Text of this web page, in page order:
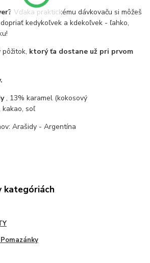
Vďaka praktickému dávkovaču si môžeš
kedykoľvek a kdekoľvek - ľahko,
ktorý ťa dostane už pri prvom
, 13% karamel (kokosový
soľ
Arašidy - Argentína
kategóriách